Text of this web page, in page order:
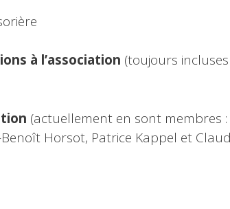
à l’association (toujours incluses
(actuellement en sont membres :
Horsot, Patrice Kappel et